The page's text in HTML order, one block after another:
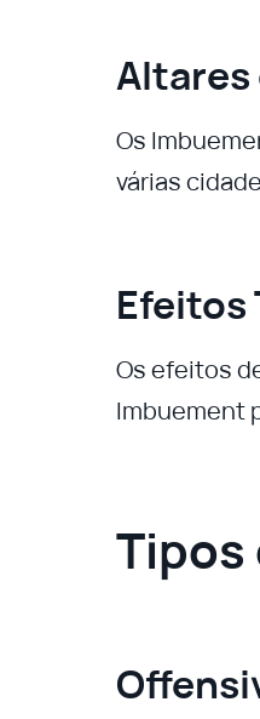
Altares
Os
várias
Efeitos
Os efeitos
Imbuement
Tipos